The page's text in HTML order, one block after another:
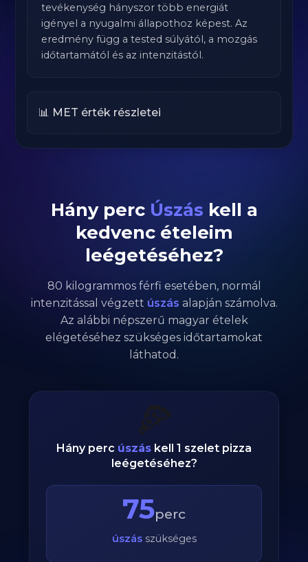
tevékenység hányszor több energiát
igényel a nyugalmi állapothoz képest. Az
eredmény függ a tested súlyától, a mozgás
időtartamától és az intenzitástól.
📊 MET érték részletei
Hány perc Úszás kell a
kedvenc ételeim
leégetéséhez?
80 kilogrammos férfi esetében, normál
intenzitással végzett úszás alapján számolva.
Az alábbi népszerű magyar ételek
elégetéséhez szükséges időtartamokat
láthatod.
🍕
Hány perc úszás kell 1 szelet pizza
leégetéséhez?
75perc
úszásszükséges